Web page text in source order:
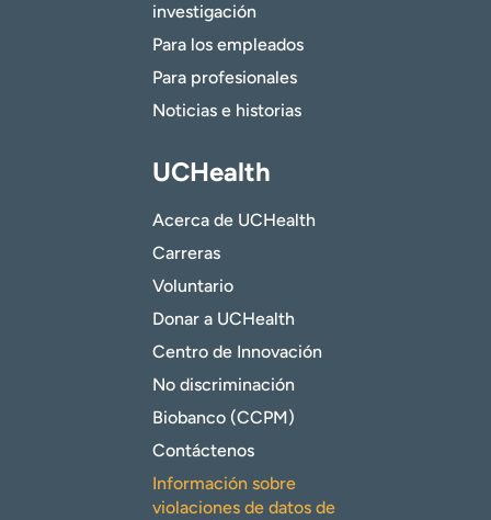
investigación
Para los empleados
Para profesionales
Noticias e historias
UCHealth
Acerca de UCHealth
Carreras
Voluntario
Donar a UCHealth
Centro de Innovación
No discriminación
Biobanco (CCPM)
Contáctenos
Información sobre
violaciones de datos de